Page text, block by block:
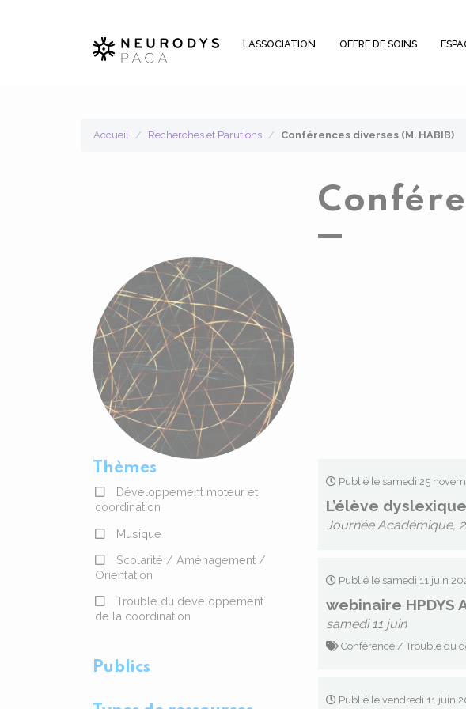
L’ASSOCIATION OFFRE DE SOINS
Accueil Recherches et Parutions Conférences diverses (M. HABIB)
Thèmes
Développement moteur et
coordination
Musique
Scolarité / Aménagement /
Orientation
Trouble du développement
de la coordination
Publics
Publié le samedi 25
L’élève
Journée Académique,
Publié le samedi 11 juin
webinaire HPDYS
samedi 11 juin
Conférence / Trouble du
Publié le vendredi 11 juin